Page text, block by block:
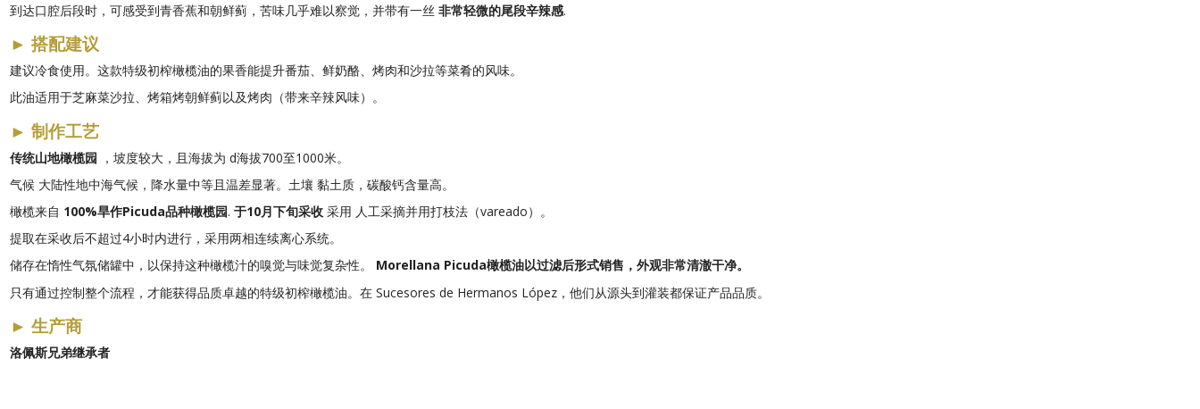
到达口腔后段时，可感受到青香蕉和朝鲜蓟，苦味几乎难以察觉，并带有一丝 非常轻微的尾段辛辣感.
► 搭配建议
建议冷食使用。这款特级初榨橄榄油的果香能提升番茄、鲜奶酪、烤肉和沙拉等菜肴的风味。
此油适用于芝麻菜沙拉、烤箱烤朝鲜蓟以及烤肉（带来辛辣风味）。
► 制作工艺
传统山地橄榄园 ，坡度较大，且海拔为 d海拔700至1000米。
气候 大陆性地中海气候，降水量中等且温差显著。土壤 黏土质，碳酸钙含量高。
橄榄来自 100%旱作Picuda品种橄榄园. 于10月下旬采收采用 人工采摘并用打枝法（vareado）。
提取在采收后不超过4小时内进行，采用两相连续离心系统。
储存在惰性气氛储罐中，以保持这种橄榄汁的嗅觉与味觉复杂性。
Morellana Picuda橄榄油以过滤后形式销售，外观非常清澈干净。
只有通过控制整个流程，才能获得品质卓越的特级初榨橄榄油。在 Sucesores de Hermanos López，他们从源头到灌装都保证产品品质。
► 生产商
洛佩斯兄弟继承者